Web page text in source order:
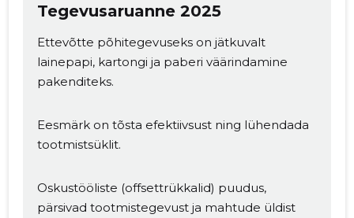
Tegevusaruanne 2025
Ettevõtte põhitegevuseks on jätkuvalt
lainepapi, kartongi ja paberi väärindamine
pakenditeks.
Eesmärk on tõsta efektiivsust ning lühendada
tootmistsüklit.
Oskustööliste (offsettrükkalid) puudus,
pärsivad tootmistegevust ja mahtude üldist